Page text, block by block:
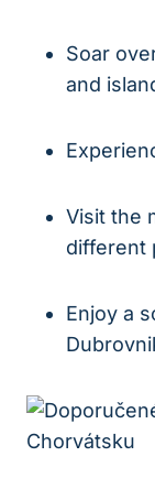
Soar
and
Visit the
different
Enjoy a